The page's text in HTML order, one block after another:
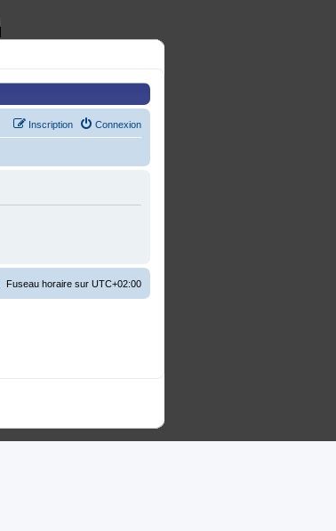
Connexion
Inscription
Fuseau horaire sur UTC+02:00